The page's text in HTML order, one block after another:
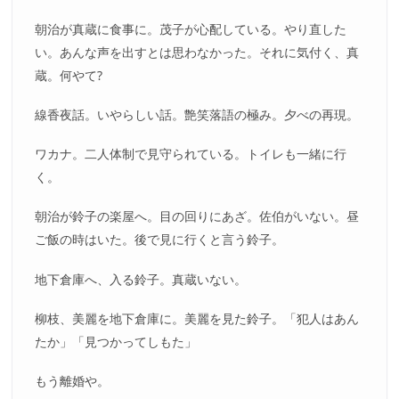
朝治が真蔵に食事に。茂子が心配している。やり直した
い。あんな声を出すとは思わなかった。それに気付く、真
蔵。何やて?
線香夜話。いやらしい話。艶笑落語の極み。夕べの再現。
ワカナ。二人体制で見守られている。トイレも一緒に行
く。
朝治が鈴子の楽屋へ。目の回りにあざ。佐伯がいない。昼
ご飯の時はいた。後で見に行くと言う鈴子。
地下倉庫へ、入る鈴子。真蔵いない。
柳枝、美麗を地下倉庫に。美麗を見た鈴子。「犯人はあん
たか」「見つかってしもた」
もう離婚や。